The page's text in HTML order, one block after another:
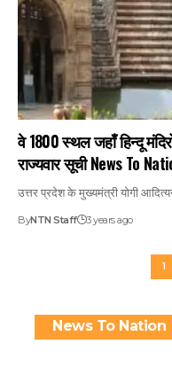
वे 1800 स्थल जहाँ हिन्दू
राज्यवार सूची News To
उत्तर प्रदेश के मुख्यमंत्री योगी
ByNTN Staff 3 years ago
1
News To Nation